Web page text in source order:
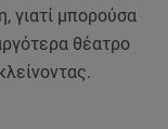
γιατί μπορούσα
θέατρο